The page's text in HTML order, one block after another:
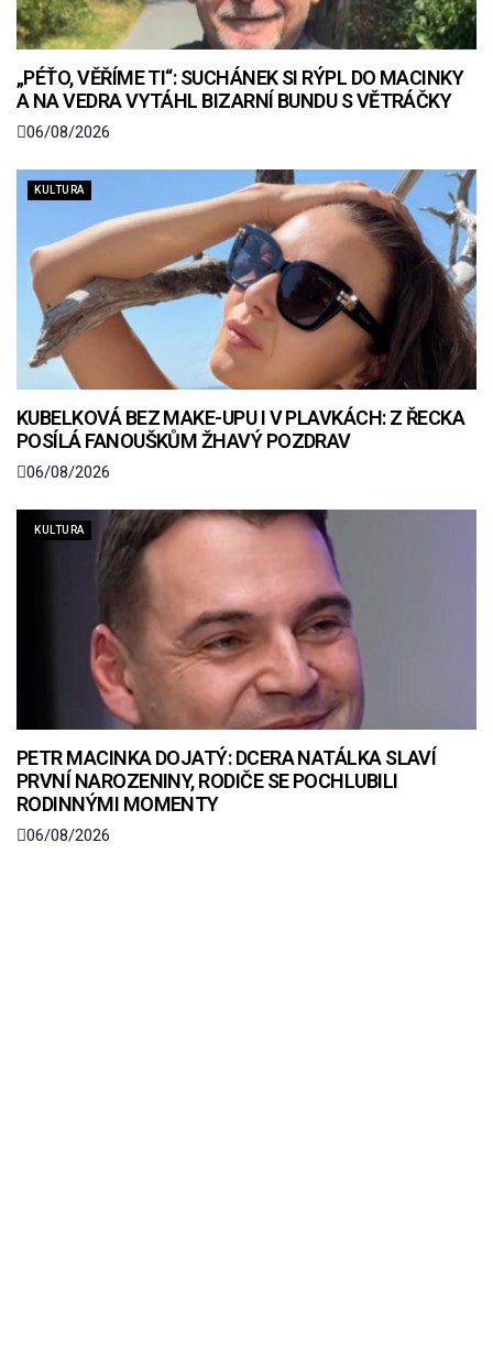
„PÉŤO, VĚŘÍME TI“: SUCHÁNEK SI RÝPL DO MACINKY
A NA VEDRA VYTÁHL BIZARNÍ BUNDU S VĚTRÁČKY
06/08/2026
KULTURA
KUBELKOVÁ BEZ MAKE-UPU I V PLAVKÁCH: Z ŘECKA
POSÍLÁ FANOUŠKŮM ŽHAVÝ POZDRAV
06/08/2026
KULTURA
PETR MACINKA DOJATÝ: DCERA NATÁLKA SLAVÍ
PRVNÍ NAROZENINY, RODIČE SE POCHLUBILI
RODINNÝMI MOMENTY
06/08/2026